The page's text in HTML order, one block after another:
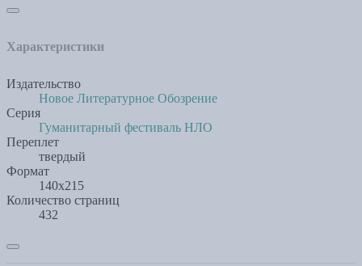
Характеристики
Издательство
Новое Литературное Обозрение
Серия
Гуманитарный фестиваль НЛО
Переплет
твердый
Формат
140х215
Количество страниц
432